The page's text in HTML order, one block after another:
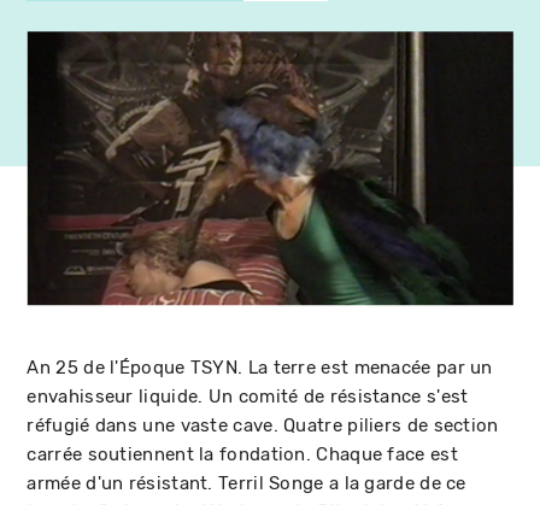
An 25 de l'Époque TSYN. La terre est menacée par un
envahisseur liquide. Un comité de résistance s'est
réfugié dans une vaste cave. Quatre piliers de section
carrée soutiennent la fondation. Chaque face est
armée d'un résistant. Terril Songe a la garde de ce